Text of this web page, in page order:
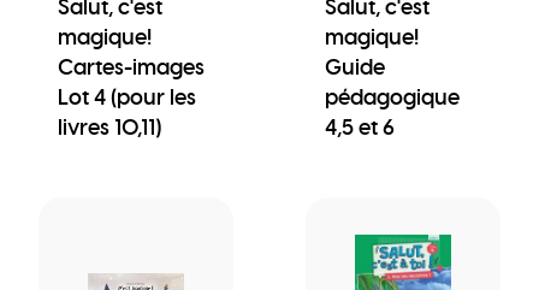
Salut, c'est
magique!
Cartes-images
Lot 4 (pour les
livres 10,11)
Salut, c'est
magique!
Guide
pédagogique
4,5 et 6